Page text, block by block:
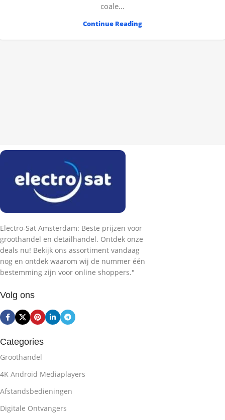
coale...
Continue Reading
Electro-Sat Amsterdam: Beste prijzen voor
groothandel en detailhandel. Ontdek onze
deals nu! Bekijk ons assortiment vandaag
nog en ontdek waarom wij de nummer één
bestemming zijn voor online shoppers."
Volg ons
Categories
Groothandel
4K Android Mediaplayers
Afstandsbedieningen
Digitale Ontvangers